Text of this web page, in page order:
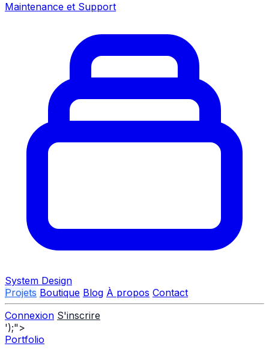
Maintenance et Support
System Design
Projets Boutique Blog À propos Contact
Connexion S'inscrire
');">
Portfolio